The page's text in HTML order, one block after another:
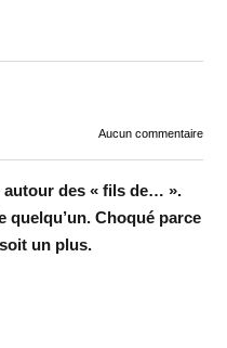
QUI SUIS-
Aucun commentaire
autour des « fils de… ».
quelqu’un. Choqué parce
un plus.